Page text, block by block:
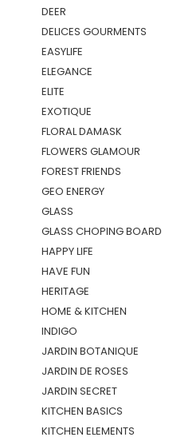
DEER
DELICES GOURMENTS
EASYLIFE
ELEGANCE
ELITE
EXOTIQUE
FLORAL DAMASK
FLOWERS GLAMOUR
FOREST FRIENDS
GEO ENERGY
GLASS
GLASS CHOPING BOARD
HAPPY LIFE
HAVE FUN
HERITAGE
HOME & KITCHEN
INDIGO
JARDIN BOTANIQUE
JARDIN DE ROSES
JARDIN SECRET
KITCHEN BASICS
KITCHEN ELEMENTS